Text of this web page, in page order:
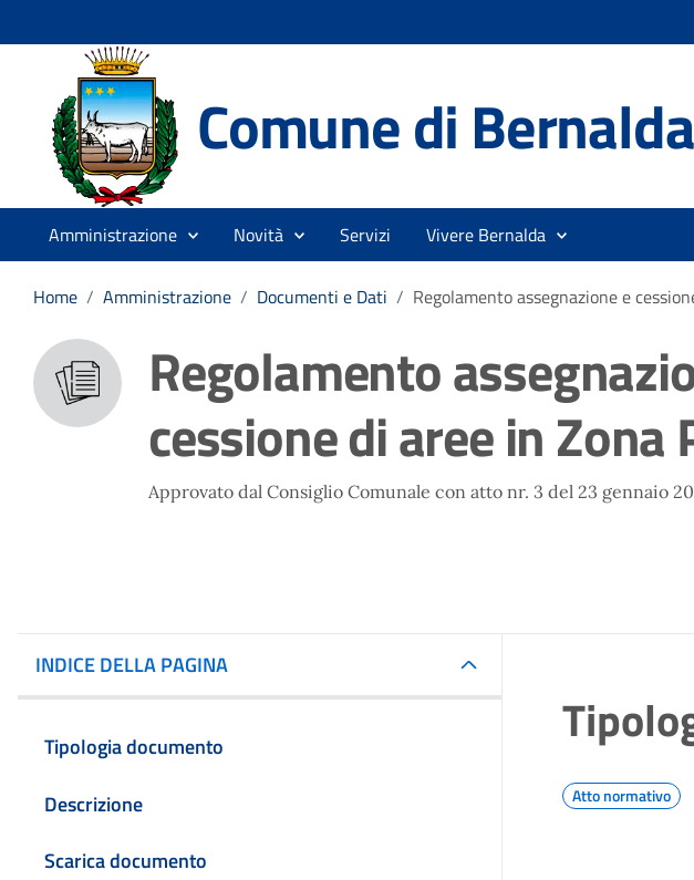
Comune di Bernalda
Amministrazione Novità Servizi Vivere Bernalda
Home / Amministrazione / Documenti e Dati / Regolamento assegnazione e
Regolamento
cessione di aree in Zona
Approvato dal Consiglio Comunale con atto nr. 3 del 23 gennaio
INDICE DELLA PAGINA
Tipologia documento
Descrizione
Scarica documento
Atto normativo